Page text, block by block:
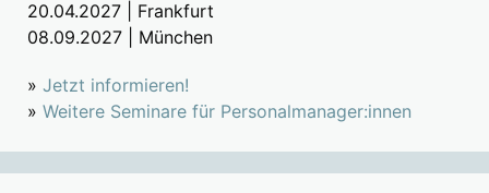
20.04.2027 | Frankfurt
08.09.2027 | München
» Jetzt informieren!
» Weitere Seminare für Personalmanager:innen